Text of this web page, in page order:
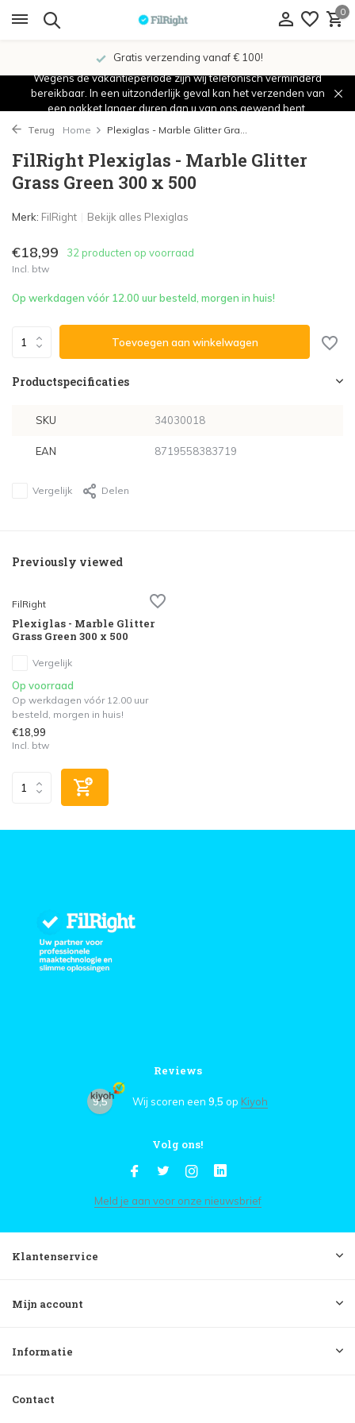
0
Gratis verzending vanaf € 100!
Wegens de vakantieperiode zijn wij telefonisch verminderd
bereikbaar. In een uitzonderlijk geval kan het verzenden van
een pakket langer duren dan u van ons gewend bent.
Terug Home Plexiglas - Marble Glitter Gra...
FilRight Plexiglas - Marble Glitter
Grass Green 300 x 500
Merk: FilRight Bekijk alles Plexiglas
€18,99 32 producten op voorraad
Incl. btw
Op werkdagen vóór 12.00 uur besteld, morgen in huis!
Toevoegen aan winkelwagen
Productspecificaties
SKU 34030018
EAN 8719558383719
Vergelijk Delen
Previously viewed
FilRight
Plexiglas - Marble Glitter
Grass Green 300 x 500
Vergelijk
Op voorraad
Op werkdagen vóór 12.00 uur
besteld, morgen in huis!
€18,99
Incl. btw
Reviews
9,5 Wij scoren een 9,5 op Kiyoh
Volg ons!
Meld je aan voor onze nieuwsbrief
Klantenservice
Mijn account
Informatie
Contact